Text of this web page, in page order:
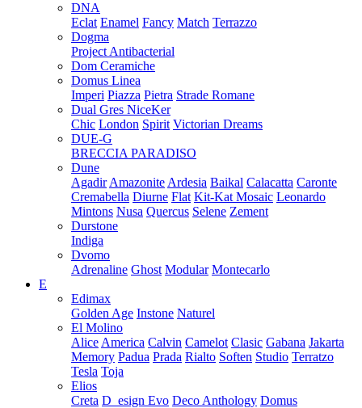
DNA
Eclat Enamel Fancy Match Terrazzo
Dogma
Project Antibacterial
Dom Ceramiche
Domus Linea
Imperi Piazza Pietra Strade Romane
Dual Gres NiceKer
Chic London Spirit Victorian Dreams
DUE-G
BRECCIA PARADISO
Dune
Agadir Amazonite Ardesia Baikal Calacatta Caronte
Cremabella Diurne Flat Kit-Kat Mosaic Leonardo
Mintons Nusa Quercus Selene Zement
Durstone
Indiga
Dvomo
Adrenaline Ghost Modular Montecarlo
E
Edimax
Golden Age Instone Naturel
El Molino
Alice America Calvin Camelot Clasic Gabana Jakarta
Memory Padua Prada Rialto Soften Studio Terratzo
Tesla Toja
Elios
Creta D_esign Evo Deco Anthology Domus